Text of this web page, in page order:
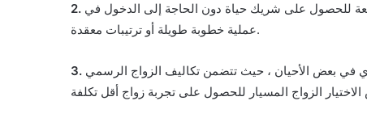
للحصول على شريك حياة دون الحاجة إلى الدخول في
عملية خطوبة طويلة أو ترتيبات معقدة.
في بعض الأحيان ، حيث تتضمن تكاليف الزواج الرسمي